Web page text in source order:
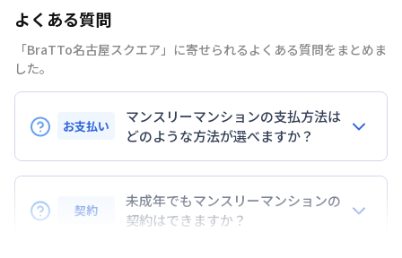
部屋の向き
禁煙・喫煙
交通
名古屋市東山線亀島駅徒歩14分
次回更新日
情報更新日より14日以内
よくある質問
「BraTTo名古屋スクエア」に寄せられるよくある質問をまとめま
した。
お支払い
マンスリーマンションの支払方法は
どのような方法が選べますか？
BraTToの運営するマンスリーマンションのお支払い
は、指定口座へのお振込み・当社での現金払い、クレ
ジットカード払い（DCカード、VISAカード、Master
契約
未成年でもマンスリーマンションの
契約はできますか？